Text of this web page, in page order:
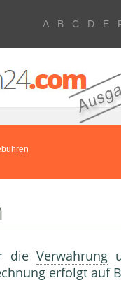
A B C D E
die Verwahrung
erfolgt auf